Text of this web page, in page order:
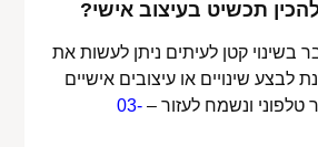
תכשיט בעיצוב אישי?
בשינוי קטן לעיתים ניתן לעשות את
לבצע שינויים או עיצובים אישיים
טלפוני ונשמח לעזור –03-